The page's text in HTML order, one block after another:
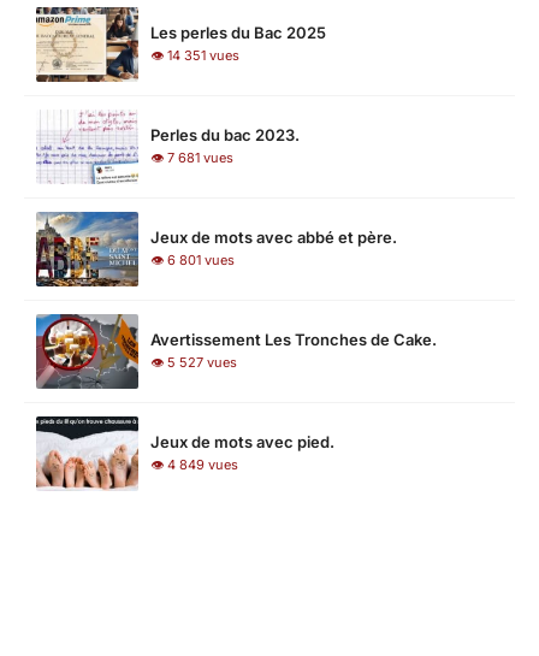
Les perles du Bac 2025
👁 14 351 vues
Perles du bac 2023.
👁 7 681 vues
Jeux de mots avec abbé et père.
👁 6 801 vues
Avertissement Les Tronches de Cake.
👁 5 527 vues
Jeux de mots avec pied.
👁 4 849 vues